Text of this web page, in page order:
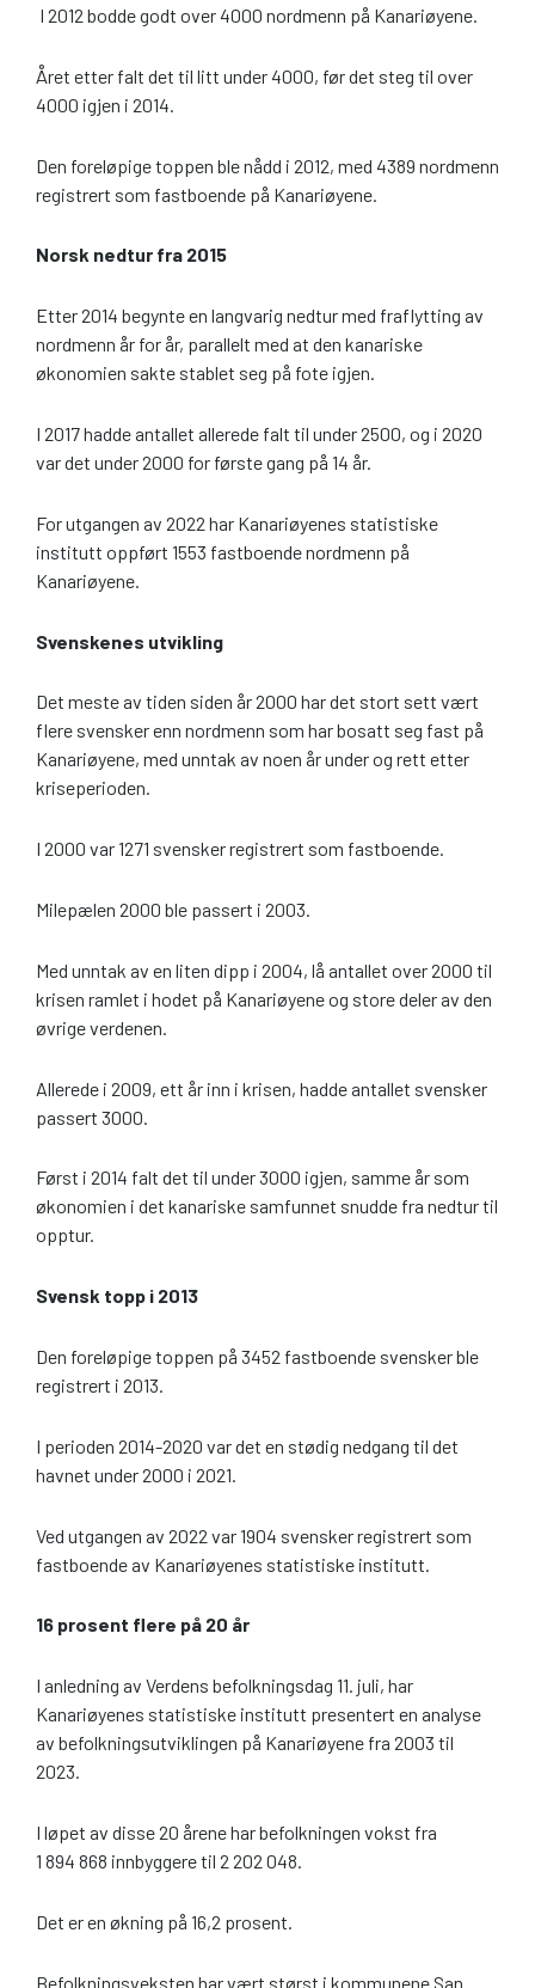
I 2012 bodde godt over 4000 nordmenn på Kanariøyene.
Året etter falt det til litt under 4000, før det steg til over
4000 igjen i 2014.
Den foreløpige toppen ble nådd i 2012, med 4389 nordmenn
registrert som fastboende på Kanariøyene.
Norsk nedtur fra 2015
Etter 2014 begynte en langvarig nedtur med fraflytting av
nordmenn år for år, parallelt med at den kanariske
økonomien sakte stablet seg på fote igjen.
I 2017 hadde antallet allerede falt til under 2500, og i 2020
var det under 2000 for første gang på 14 år.
For utgangen av 2022 har Kanariøyenes statistiske
institutt oppført 1553 fastboende nordmenn på
Kanariøyene.
Svenskenes utvikling
Det meste av tiden siden år 2000 har det stort sett vært
flere svensker enn nordmenn som har bosatt seg fast på
Kanariøyene, med unntak av noen år under og rett etter
kriseperioden.
I 2000 var 1271 svensker registrert som fastboende.
Milepælen 2000 ble passert i 2003.
Med unntak av en liten dipp i 2004, lå antallet over 2000 til
krisen ramlet i hodet på Kanariøyene og store deler av den
øvrige verdenen.
Allerede i 2009, ett år inn i krisen, hadde antallet svensker
passert 3000.
Først i 2014 falt det til under 3000 igjen, samme år som
økonomien i det kanariske samfunnet snudde fra nedtur til
opptur.
Svensk topp i 2013
Den foreløpige toppen på 3452 fastboende svensker ble
registrert i 2013.
I perioden 2014-2020 var det en stødig nedgang til det
havnet under 2000 i 2021.
Ved utgangen av 2022 var 1904 svensker registrert som
fastboende av Kanariøyenes statistiske institutt.
16 prosent flere på 20 år
I anledning av Verdens befolkningsdag 11. juli, har
Kanariøyenes statistiske institutt presentert en analyse
av befolkningsutviklingen på Kanariøyene fra 2003 til
2023.
I løpet av disse 20 årene har befolkningen vokst fra
1 894 868 innbyggere til 2 202 048.
Det er en økning på 16,2 prosent.
Befolkningsveksten har vært størst i kommunene San